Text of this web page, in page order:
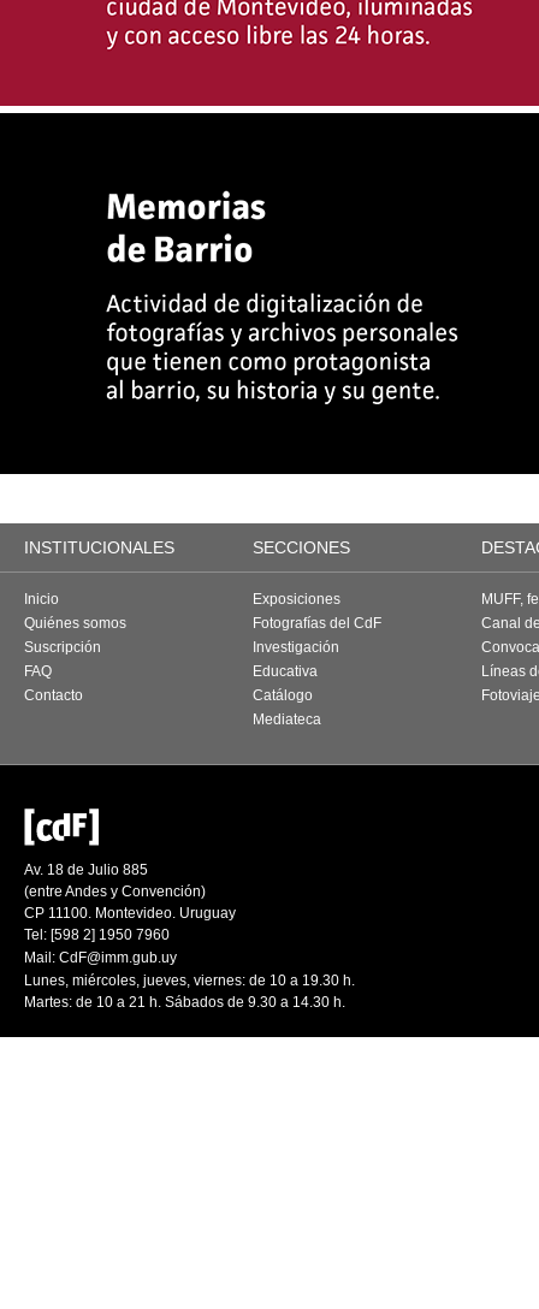
INSTITUCIONALES SECCIONES
Inicio
Quiénes somos
Suscripción
FAQ
Contacto
Exposiciones
Fotografías del CdF
Investigación
Educativa
Catálogo
Mediateca
MUFF,
Canal
Líneas
Av. 18 de Julio 885
(entre Andes y Convención)
CP 11100. Montevideo. Uruguay
Tel: [598 2] 1950 7960
Mail: CdF@imm.gub.uy
Lunes, miércoles, jueves, viernes: de 10 a 19.30 h.
Martes: de 10 a 21 h. Sábados de 9.30 a 14.30 h.